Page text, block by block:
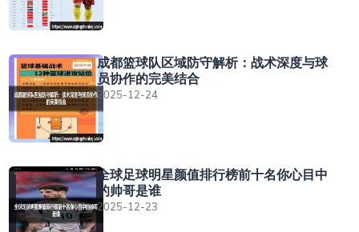
成都篮球队区域防守解析：战术深度与球
员协作的完美结合
2025-12-24
全球足球明星颜值排行榜前十名你心目中
的帅哥是谁
2025-12-23